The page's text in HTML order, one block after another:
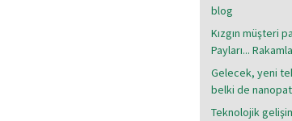
blog
Kızgın müşteri
Payları...
Gelecek, yeni
belki de
Teknolojik